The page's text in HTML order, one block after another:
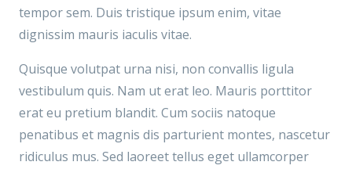
tempor sem. Duis tristique ipsum enim, vitae
dignissim mauris iaculis vitae.
Quisque volutpat urna nisi, non convallis ligula
vestibulum quis. Nam ut erat leo. Mauris porttitor
erat eu pretium blandit. Cum sociis natoque
penatibus et magnis dis parturient montes, nascetur
ridiculus mus. Sed laoreet tellus eget ullamcorper